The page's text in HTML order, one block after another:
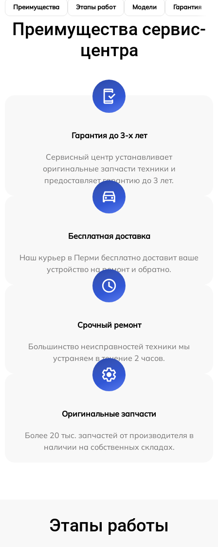
Преимущества Этапы работ Модели Гарантия
Преимущества сервис-
центра
Гарантия до 3-х лет
Сервисный центр устанавливает
оригинальные запчасти техники и
предоставляет гарантию до 3 лет.
Бесплатная доставка
Наш курьер в Перми бесплатно доставит ваше
устройство на ремонт и обратно.
Срочный ремонт
Большинство неисправностей техники мы
устраняем в течение 2 часов.
Оригинальные запчасти
Более 20 тыс. запчастей от производителя в
наличии на собственных складах.
Этапы работы